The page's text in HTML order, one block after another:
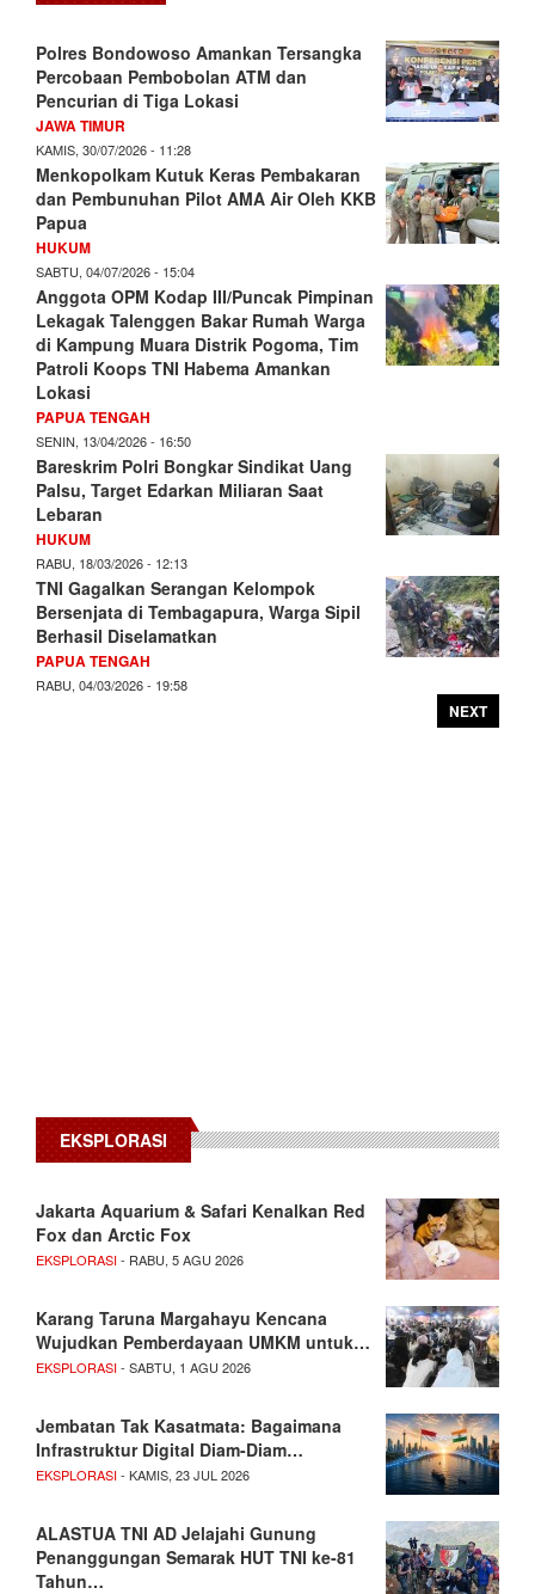
Polres Bondowoso Amankan Tersangka
Percobaan Pembobolan ATM dan
Pencurian di Tiga Lokasi
JAWA TIMUR
KAMIS, 30/07/2026 - 11:28
Menkopolkam Kutuk Keras Pembakaran
dan Pembunuhan Pilot AMA Air Oleh KKB
Papua
HUKUM
SABTU, 04/07/2026 - 15:04
Anggota OPM Kodap III/Puncak Pimpinan
Lekagak Talenggen Bakar Rumah Warga
di Kampung Muara Distrik Pogoma, Tim
Patroli Koops TNI Habema Amankan
Lokasi
PAPUA TENGAH
SENIN, 13/04/2026 - 16:50
Bareskrim Polri Bongkar Sindikat Uang
Palsu, Target Edarkan Miliaran Saat
Lebaran
HUKUM
RABU, 18/03/2026 - 12:13
TNI Gagalkan Serangan Kelompok
Bersenjata di Tembagapura, Warga Sipil
Berhasil Diselamatkan
PAPUA TENGAH
RABU, 04/03/2026 - 19:58
NEXT
EKSPLORASI
Jakarta Aquarium & Safari Kenalkan Red
Fox dan Arctic Fox
EKSPLORASI- RABU, 5 AGU 2026
Karang Taruna Margahayu Kencana
Wujudkan Pemberdayaan UMKM untuk…
EKSPLORASI- SABTU, 1 AGU 2026
Jembatan Tak Kasatmata: Bagaimana
Infrastruktur Digital Diam-Diam…
EKSPLORASI- KAMIS, 23 JUL 2026
ALASTUA TNI AD Jelajahi Gunung
Penanggungan Semarak HUT TNI ke-81
Tahun…